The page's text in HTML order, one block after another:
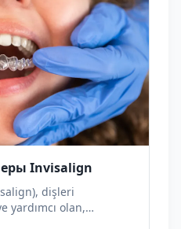
Invisalign
dişleri
yardımcı olan,